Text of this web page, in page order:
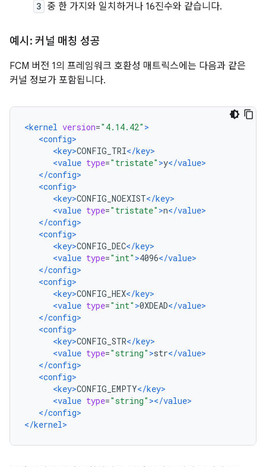
3 중 한 가지와 일치하거나 16진수와 같습니다.
예시: 커널 매칭 성공
FCM 버전 1의 프레임워크 호환성 매트릭스에는 다음과 같은
커널 정보가 포함됩니다.
<kernel version="4.14.42" >
<config>
<key>CONFIG_TRI</key>
<value type="tristate" >y</value>
</config>
<config>
<key>CONFIG_NOEXIST</key>
<value type="tristate" >n</value>
</config>
<config>
<key>CONFIG_DEC</key>
<value type="int" >4096</value>
</config>
<config>
<key>CONFIG_HEX</key>
<value type="int" >0XDEAD</value>
</config>
<config>
<key>CONFIG_STR</key>
<value type="string" >str</value>
</config>
<config>
<key>CONFIG_EMPTY</key>
<value type="string" ></value>
</config>
</kernel>